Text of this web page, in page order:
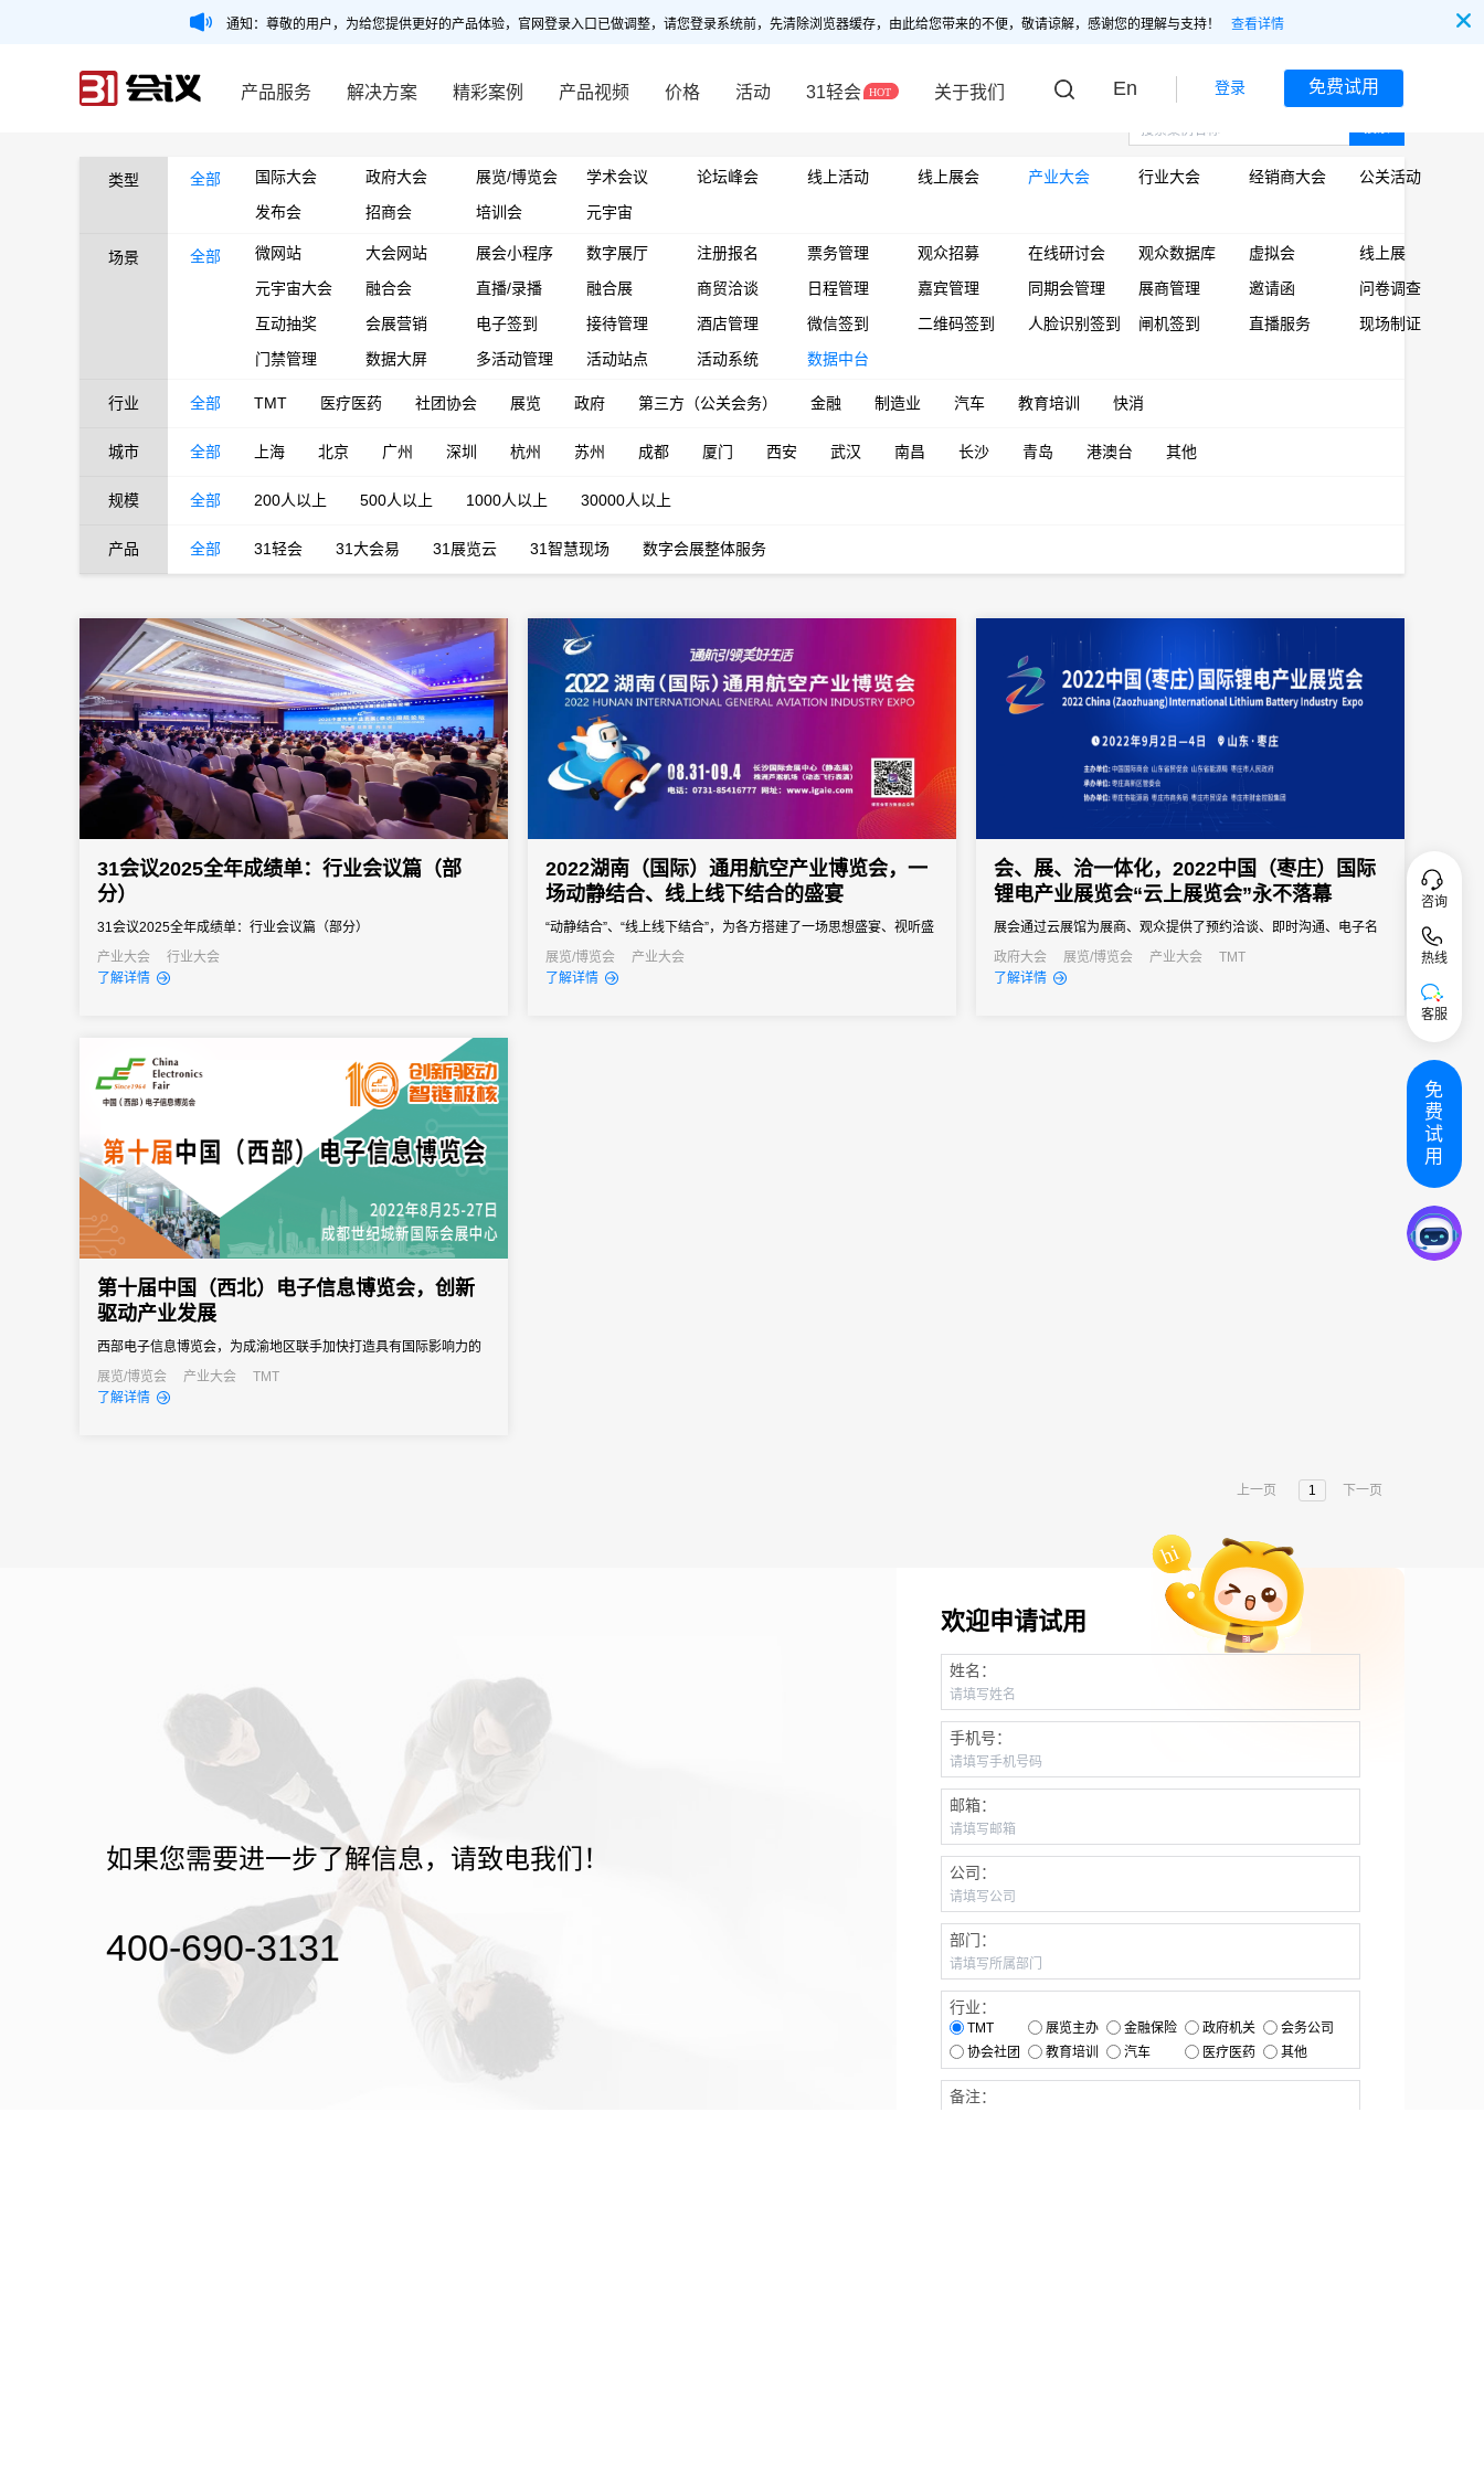
通知：尊敬的用户，为给您提供更好的产品体验，官网登录入口已做调整，请您登录系统前，先清除浏览器缓存，由此给您带来的不便，敬请谅解，感谢您的理解与支持！ 查看详情
产品服务 解决方案 精彩案例 产品视频 价格 活动 31轻会 关于我们 En 登录 免费试用
类型 全部 国际大会 政府大会 展览/博览会 学术会议 论坛峰会 线上活动 线上展会 产业大会 行业大会 经销商大会
公关活动
发布会
招商会 培训会 元宇宙
场景 全部 微网站 大会网站 展会小程序 数字展厅 注册报名 票务管理 观众招募 在线研讨会 观众数据库 虚拟会
线上展
元宇宙大会
融合会 直播/录播 融合展 商贸洽谈 日程管理 嘉宾管理 同期会管理 展商管理 邀请函
问卷调查
互动抽奖
会展营销 电子签到 接待管理 酒店管理 微信签到 二维码签到 人脸识别签到 闸机签到 直播服务
现场制证
门禁管理
数据大屏 多活动管理 活动站点 活动系统 数据中台
行业 全部 TMT 医疗医药 社团协会 展览 政府 第三方（公关会务） 金融 制造业 汽车 教育培训 快消
城市 全部 上海 北京 广州 深圳 杭州 苏州 成都 厦门 西安 武汉 南昌 长沙 青岛 港澳台 其他
规模 全部 200人以上 500人以上 1000人以上 30000人以上
产品 全部 31轻会 31大会易 31展览云 31智慧现场 数字会展整体服务
31会议2025全年成绩单：行业会议篇（部
分）
31会议2025全年成绩单：行业会议篇（部分）
产业大会
行业大会
了解详情
2022湖南（国际）通用航空产业博览会，一
场动静结合、线上线下结合的盛宴
“动静结合”、“线上线下结合”，为各方搭建了一场思想盛宴、视听盛
宴、科普盛宴。
展览/博览会
产业大会
了解详情
会、展、洽一体化，2022中国（枣庄）国际
锂电产业展览会“云上展览会”永不落幕
展会通过云展馆为展商、观众提供了预约洽谈、即时沟通、电子名
片以及意向订单等服务，通过线下驱动，线上赋能，创新展会举办
方式。
政府大会 展览/博览会 产业大会
TMT
了解详情
第十届中国（西北）电子信息博览会，创新
驱动产业发展
西部电子信息博览会，为成渝地区联手加快打造具有国际影响力的
电子信息产业集群作出了重要贡献，未来必然可期。
展览/博览会 产业大会
TMT
了解详情
上一页 1 下一页
如果您需要进一步了解信息，请致电我们！
400-690-3131
欢迎申请试用
姓名：
手机号：
邮箱：
公司：
部门：
行业：
TMT 展览主办 金融保险 政府机关
会务公司
协会社团
教育培训 汽车 医疗医药 其他
备注：
咨询
热线
客服
免
费
试
用